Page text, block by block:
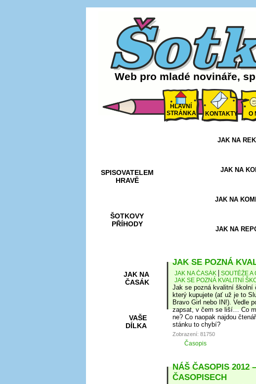
Web pro mladé novináře,
HLAVNÍ
STRÁNKA
KONTAKTY O
SPISOVATELEM
HRAVĚ
ŠOTKOVY
PŘÍHODY
JAK NA
ČASÁK
VAŠE
DÍLKA
JAK NA
JAK NA
JAK NA
JAK NA
JAK SE POZNÁ
JAK NA ČASÁK
SOUTĚŽE A
JAK SE POZNÁ KVALITNÍ
Jak se pozná kvalitní školní
který kupujete (ať už je to
Bravo Girl nebo IN!). Vedle
zapsat, v čem se liší… Co
ne? Co naopak najdou
stánku to chybí?
Zobrazení: 81750
Časopis
NÁŠ ČASOPIS 2012
ČASOPISECH